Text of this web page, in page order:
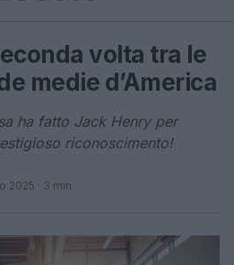
⌕ ×
volta tra le
medie d’America
ha fatto Jack Henry per
riconoscimento!
2025 · 3 min